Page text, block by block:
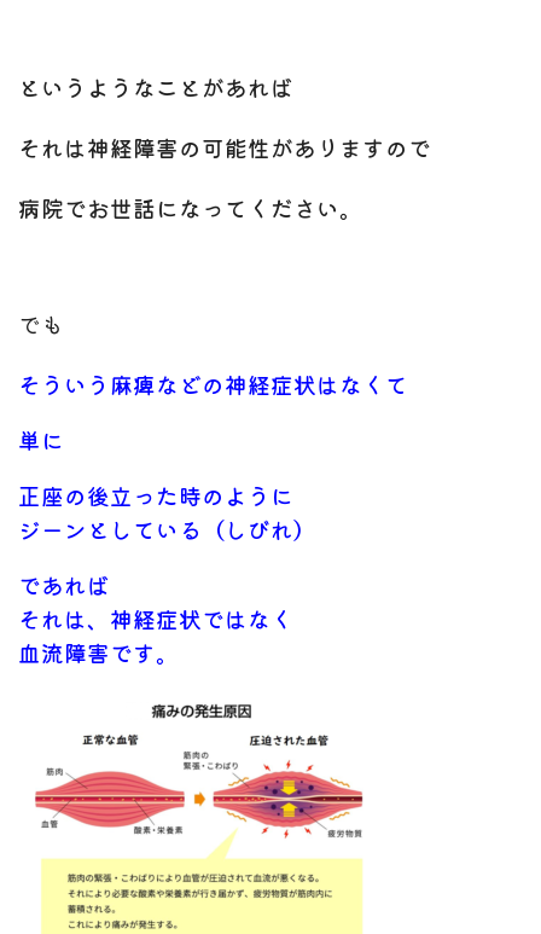
というようなことがあれば
それは神経障害の可能性がありますので
病院でお世話になってください。
でも
そういう麻痺などの神経症状はなくて
単に
正座の後立った時のように
ジーンとしている（しびれ）
であれば
それは、神経症状ではなく
血流障害です。